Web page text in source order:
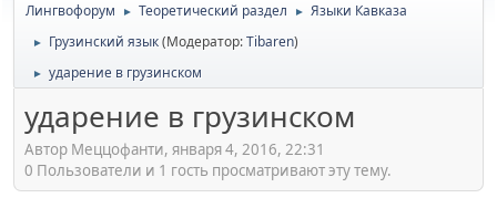
Лингвофорум ► Теоретический раздел ► Языки Кавказа
► Грузинский язык(Модератор:Tibaren)
► ударение в грузинском
ударение в грузинском
Автор Меццофанти, января 4, 2016, 22:31
0 Пользователи и 1 гость просматривают эту тему.